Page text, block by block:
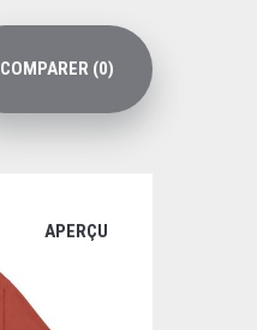
COMPARER (0)
APERÇU